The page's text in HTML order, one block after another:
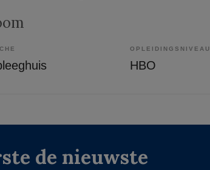
OPLEIDINGSNIVEAU
HBO
de nieuwste